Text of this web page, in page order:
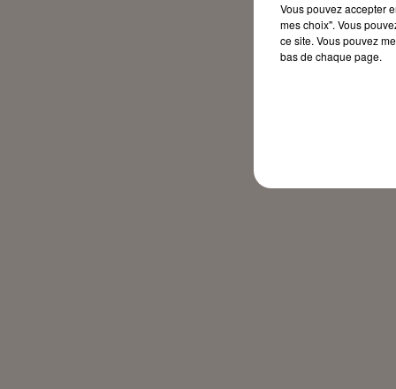
Vous pouvez accepter
mes choix". Vous
ce site. Vous pouvez
bas de chaque page.